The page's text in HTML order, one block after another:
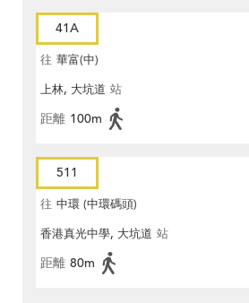
41A
往 華富(中)
上林, 大坑道 站
距離 100m
511
往 中環 (中環碼頭)
香港真光中學, 大坑道 站
距離 80m